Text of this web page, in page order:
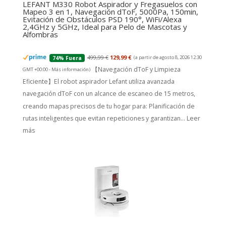
LEFANT M330 Robot Aspirador y Fregasuelos con
Mapeo 3 en 1, Navegación dToF, 5000Pa, 150min,
Evitación de Obstáculos PSD 190°, WiFi/Alexa
2,4GHz y 5GHz, Ideal para Pelo de Mascotas y
Alfombras
74% Fuera 499,99 € 129,99 € (a partir de agosto 8, 2026 12:30
GMT +00:00 - Más información)
【Navegación dToF y Limpieza
Eficiente】El robot aspirador Lefant utiliza avanzada
navegación dToF con un alcance de escaneo de 15 metros,
creando mapas precisos de tu hogar para: Planificación de
rutas inteligentes que evitan repeticiones y garantizan... Leer
más